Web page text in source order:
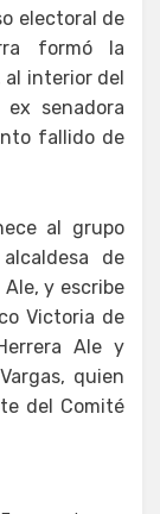
electoral de
formó la
al interior del
senadora
fallido de
al grupo
de
y escribe
Victoria de
Ale y
quien
del Comité